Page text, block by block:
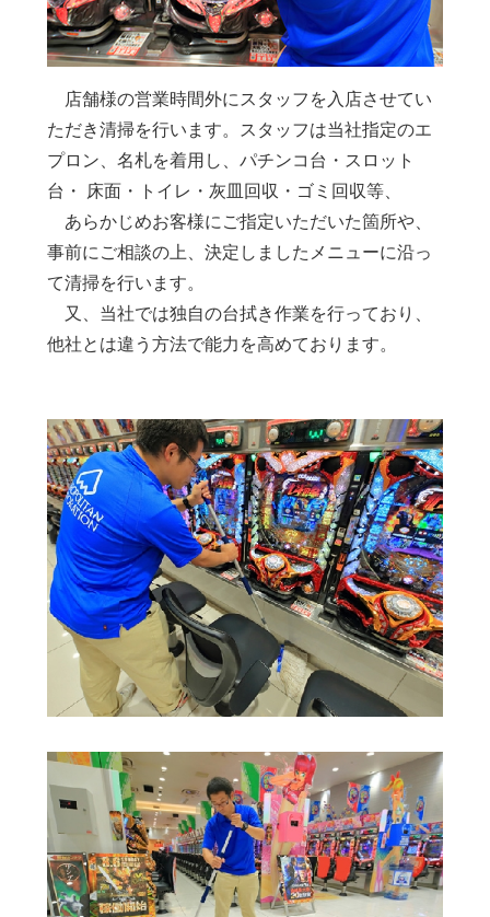
店舗様の営業時間外にスタッフを入店させてい
ただき清掃を行います。スタッフは当社指定のエ
プロン、名札を着用し、パチンコ台・スロット
台・ 床面・トイレ・灰皿回収・ゴミ回収等、
あらかじめお客様にご指定いただいた箇所や、
事前にご相談の上、決定しましたメニューに沿っ
て清掃を行います。
又、当社では独自の台拭き作業を行っており、
他社とは違う方法で能力を高めております。